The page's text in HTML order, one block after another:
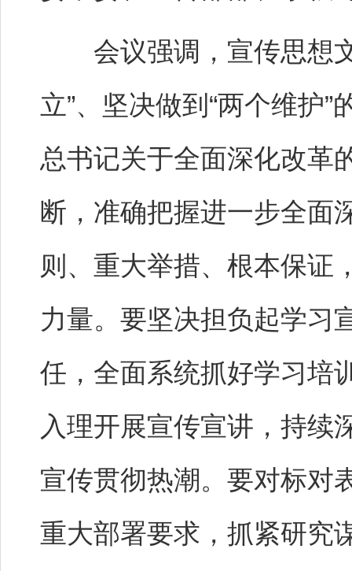
会议强调，宣传思想文
立”、坚决做到“两个维护
总书记关于全面深化改革
断，准确把握进一步全面
则、重大举措、根本保证
力量。要坚决担负起学习
任，全面系统抓好学习培
入理开展宣传宣讲，持续
宣传贯彻热潮。要对标对
重大部署要求，抓紧研究